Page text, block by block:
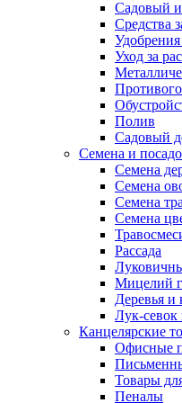
Садовый
Средства
Уход за
Полив
Садовый
Семена и
Семена
Семена
Семена
Семена
Рассада
Мицелий
Деревья и
Лук-севок
Канцелярские
Офисные
Товары
Пеналы